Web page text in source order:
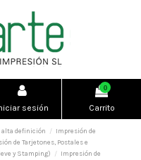
sesión
0
Carrito
alta definición
Impresión de
de Tarjetones, Postales e
y Stamping)
Impresión de